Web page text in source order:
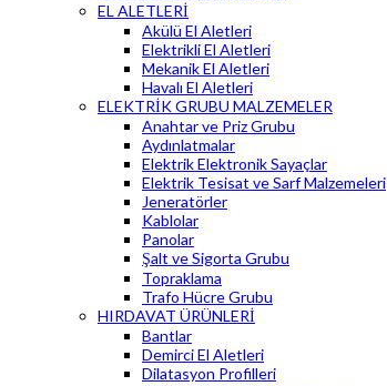
EL ALETLERİ
Akülü El Aletleri
Elektrikli El Aletleri
Mekanik El Aletleri
Havalı El Aletleri
ELEKTRİK GRUBU MALZEMELER
Anahtar ve Priz Grubu
Aydınlatmalar
Elektrik Elektronik Sayaçlar
Elektrik Tesisat ve Sarf Malzemeleri
Jeneratörler
Kablolar
Panolar
Şalt ve Sigorta Grubu
Topraklama
Trafo Hücre Grubu
HIRDAVAT ÜRÜNLERİ
Bantlar
Demirci El Aletleri
Dilatasyon Profilleri